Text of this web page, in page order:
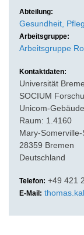
Abteilung:
Gesundheit,
Arbeitsgruppe:
Arbeitsgruppe
Kontaktdaten:
Universität
SOCIUM
Unicom-Gebäude
Raum: 1.4160
Mary-
28359 Bremen
Deutschland
Telefon: +49 421
E-Mail: